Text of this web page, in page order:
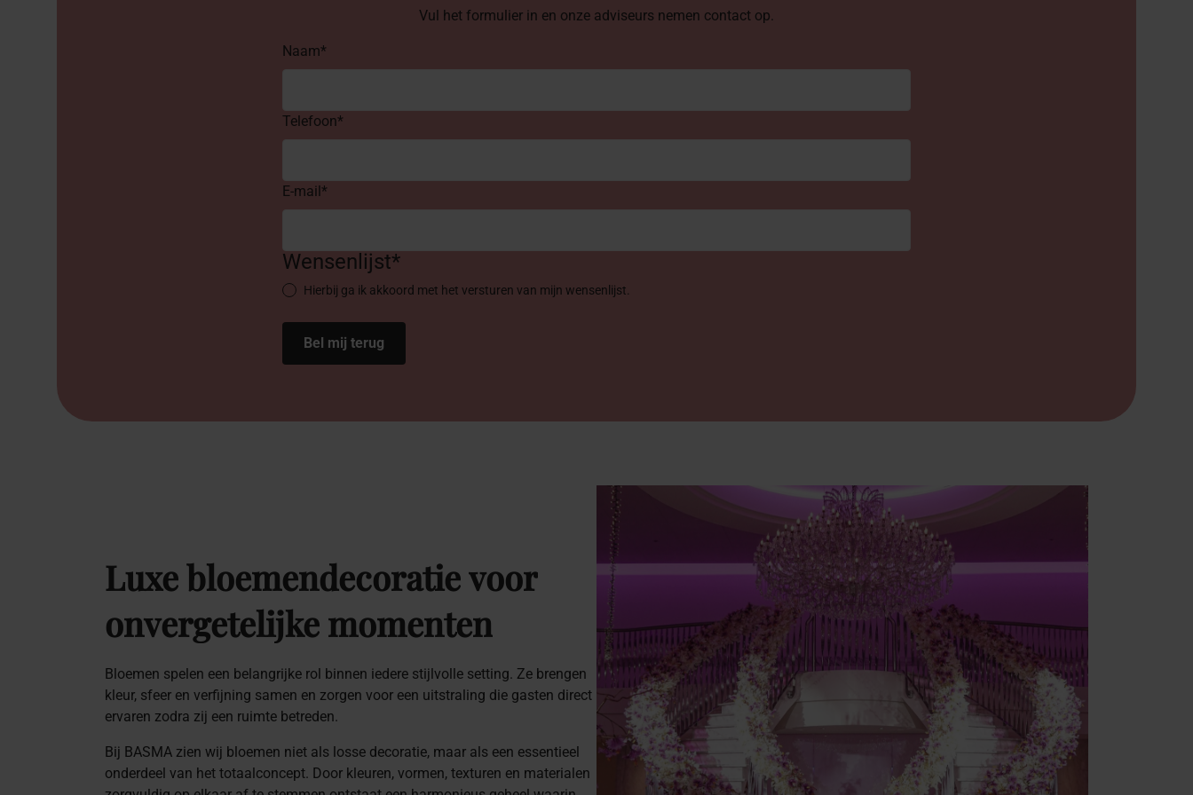
Vul het formulier in en onze adviseurs nemen contact op.
Naam*
Telefoon*
E-mail*
Wensenlijst*
Hierbij ga ik akkoord met het versturen van mijn wensenlijst.
Luxebloemendecoratievoor
onvergetelijkemomenten
Bloemen spelen een belangrijke rol binnen iedere stijlvolle setting. Ze brengen
kleur, sfeer en verfijning samen en zorgen voor een uitstraling die gasten direct
ervaren zodra zij een ruimte betreden.
Bij BASMA zien wij bloemen niet als losse decoratie, maar als een essentieel
onderdeel van het totaalconcept. Door kleuren, vormen, texturen en materialen